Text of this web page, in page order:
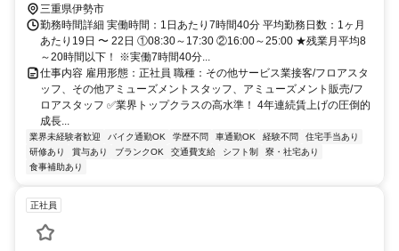
三重県伊勢市
勤務時間詳細 実働時間：1日あたり7時間40分 平均勤務日数：1ヶ月
あたり19日 〜 22日 ①08:30～17:30 ②16:00～25:00 ★残業月平均8
～20時間以下！ ※実働7時間40分...
仕事内容 雇用形態：正社員 職種：その他サービス業接客/フロアスタ
ッフ、その他アミューズメントスタッフ、アミューズメント販売/フ
ロアスタッフ ✅業界トップクラスの高水準！ 4年連続賃上げの圧倒的
成長...
業界未経験者歓迎 バイク通勤OK 学歴不問 車通勤OK 経験不問
住宅手当あり
研修あり
賞与あり ブランクOK 交通費支給 シフト制
寮・社宅あり
食事補助あり
正社員